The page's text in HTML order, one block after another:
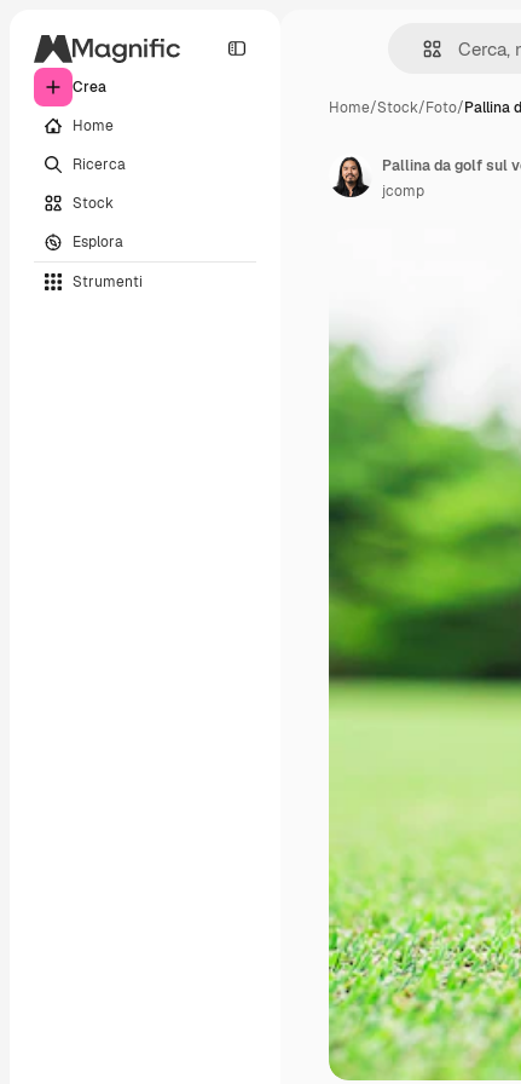
Crea
Home
Ricerca
Stock
Esplora
Strumenti
Home/Stock/Foto/Pallina
Pallina da golf sul
jcomp